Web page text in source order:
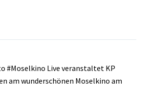
#Moselkino Live veranstaltet KP
am wunderschönen Moselkino am